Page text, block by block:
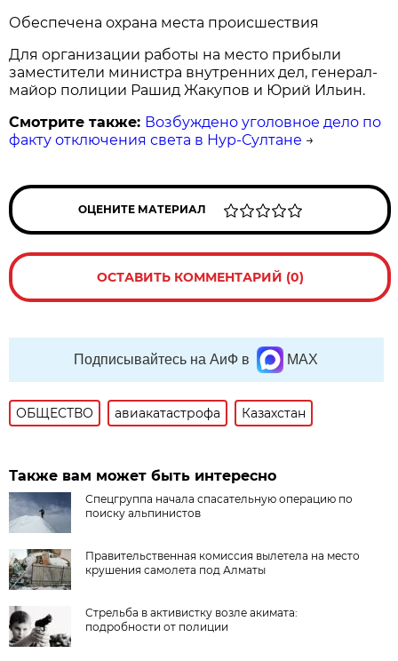
Обеспечена охрана места происшествия
Для организации работы на место прибыли
заместители министра внутренних дел, генерал-
майор полиции Рашид Жакупов и Юрий Ильин.
Смотрите также: Возбуждено уголовное дело по
факту отключения света в Нур-Султане →
ОЦЕНИТЕ МАТЕРИАЛ
ОСТАВИТЬ КОММЕНТАРИЙ (0)
Подписывайтесь на АиФ в MAX
ОБЩЕСТВО авиакатастрофа Казахстан
Также вам может быть интересно
Спецгруппа начала спасательную операцию по
поиску альпинистов
Правительственная комиссия вылетела на место
крушения самолета под Алматы
Стрельба в активистку возле акимата:
подробности от полиции